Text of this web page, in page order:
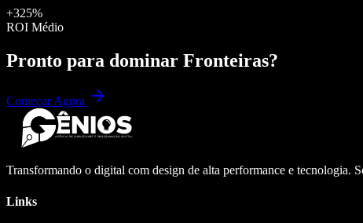
+325%
ROI Médio
Pronto para dominar Fronteiras?
Começar Agora
Transformando o digital com design de alta performance e tecnologia.
Links